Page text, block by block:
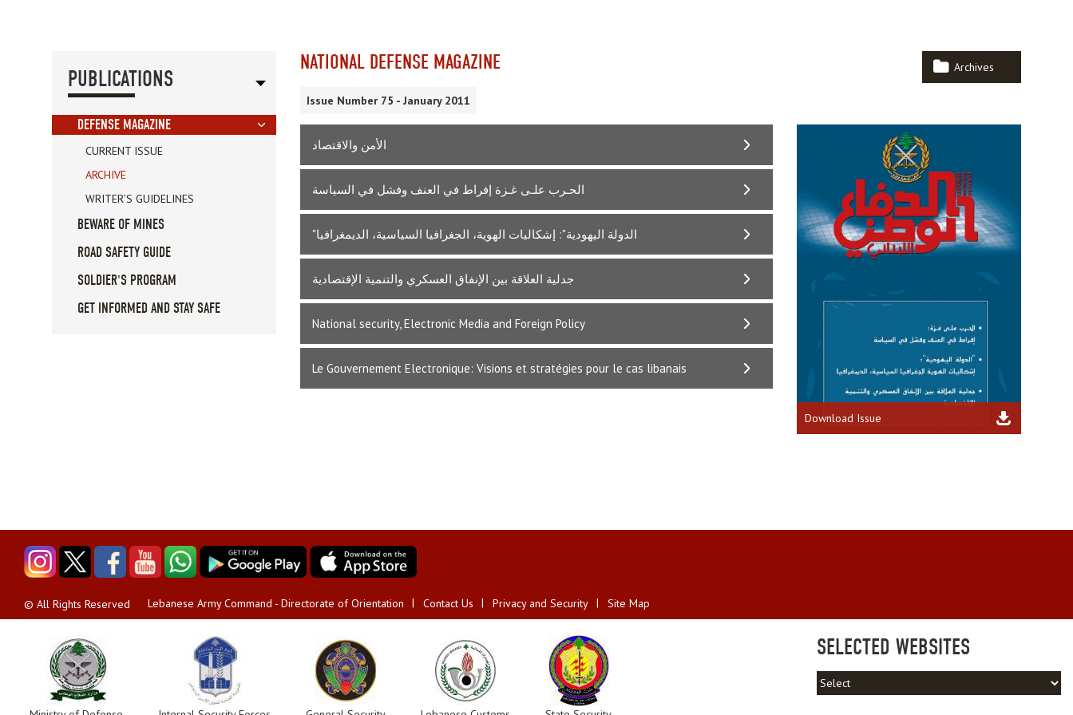
PUBLICATIONS
DEFENSE MAGAZINE
CURRENT ISSUE
ARCHIVE
WRITER’S GUIDELINES
BEWARE OF MINES
ROAD SAFETY GUIDE
SOLDIER'S PROGRAM
GET INFORMED AND STAY SAFE
NATIONAL DEFENSE MAGAZINE Archives
Issue Number 75 - January 2011
الأمن والاقتصاد
الحـرب علـى غـزة إفراط في العنف وفشل في السياسة
"الدولة اليهودية": إشكاليات الهوية، الجغرافيا السياسية، الديمغرافيا
جدلية العلاقة بين الإنفاق العسكري والتنمية الإقتصادية
National security, Electronic Media and Foreign Policy
Le Gouvernement Electronique: Visions et stratégies pour le cas libanais
Download Issue
© All Rights Reserved Lebanese Army Command - Directorate of Orientation Contact Us Privacy and Security Site Map
SELECTED WEBSITES